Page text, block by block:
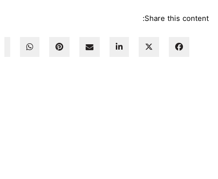
Share this content: